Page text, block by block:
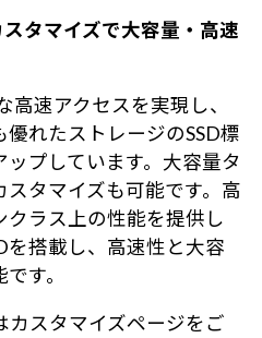
タマイズで大容量・高速
速アクセスを実現し、
れたストレージのSSD標
プしています。大容量タ
タマイズも可能です。高
ラス上の性能を提供し
を搭載し、高速性と大容
す。
スタマイズページをご